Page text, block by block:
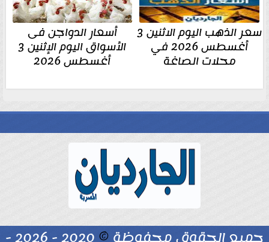
سعر الذهب اليوم الاثنين 3
أغسطس 2026 في
محلات الصاغة
أسعار الدواجن فى
الأسواق اليوم الإثنين 3
أغسطس 2026